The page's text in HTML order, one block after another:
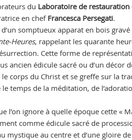
du Laboratoire de
en chefFrancesca Persegati.
d’un somptueux apparat en bois
Heures, rappelant les quarante
Cette forme de
ancien édicule sacré ou d’un
le corps du Christ et se greffe sur la
le temps de la méditation, de
l’on ignore à quelle époque cette «
comme édicule sacré de
mystique au centre et d’une gloire